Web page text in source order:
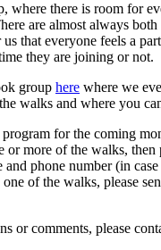
where there is room for
are almost always
that everyone feels a
they are joining or not.
group here where we
walks and where you
for the coming
or more of the walks, then
phone number (in case
of the walks, please
or comments, please